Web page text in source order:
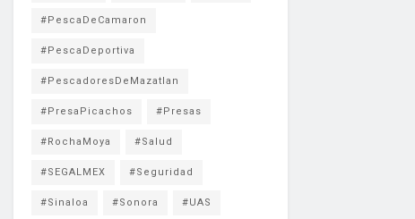
#PescaDeCamaron
#PescaDeportiva
#PescadoresDeMazatlan
#PresaPicachos #Presas
#RochaMoya #Salud
#SEGALMEX #Seguridad
#Sinaloa #Sonora #UAS